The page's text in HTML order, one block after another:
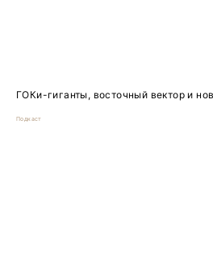
ГОКи-гиганты, восточный вектор и
Подкаст